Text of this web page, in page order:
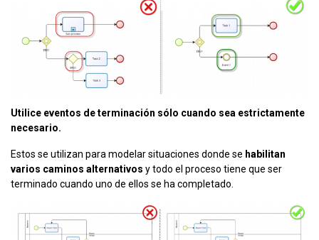
Utilice eventos de terminación sólo cuando sea estrictamente
necesario.
Estos se utilizan para modelar situaciones donde se habilitan
varios caminos alternativos y todo el proceso tiene que ser
terminado cuando uno de ellos se ha completado.